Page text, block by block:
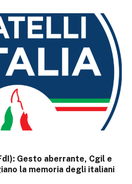
Gesto aberrante, Cgil e
la memoria degli italiani